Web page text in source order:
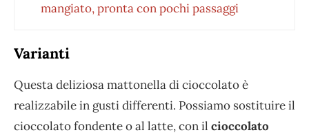
mangiato, pronta con pochi passaggi
Varianti
Questa deliziosa mattonella di cioccolato è
realizzabile in gusti differenti. Possiamo sostituire il
cioccolato fondente o al latte, con il cioccolato